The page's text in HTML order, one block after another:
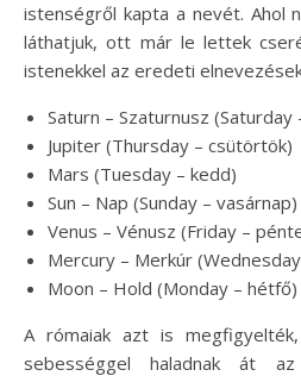
istenségről kapta a nevét. Ahol
láthatjuk, ott már le lettek
istenekkel az eredeti
Saturn – Szaturnusz (Saturday
Jupiter (Thursday – csütörtök)
Mars (Tuesday – kedd)
Sun – Nap (Sunday – vasárnap)
Venus – Vénusz (Friday –
Mercury – Merkúr
Moon – Hold (Monday – hétfő)
A rómaiak azt is
sebességgel haladnak át